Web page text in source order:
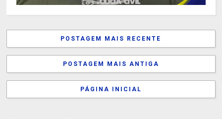
POSTAGEM MAIS RECENTE
POSTAGEM MAIS ANTIGA
PÁGINA INICIAL